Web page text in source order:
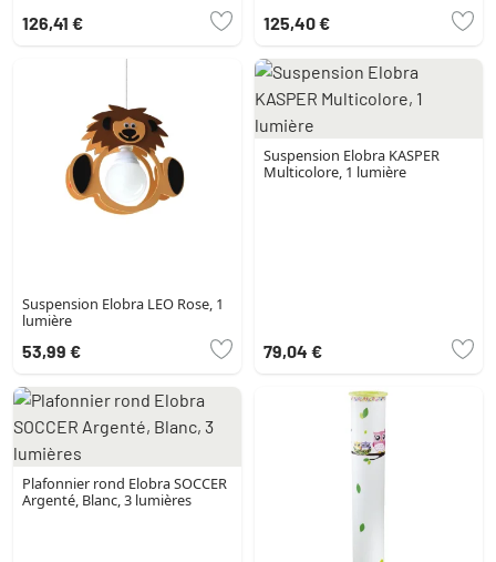
126,41 € 125,40 €
Suspension Elobra LEO Rose, 1
lumière
53,99 €
Suspension Elobra KASPER
Multicolore, 1 lumière
79,04 €
Plafonnier rond Elobra SOCCER
Argenté, Blanc, 3 lumières